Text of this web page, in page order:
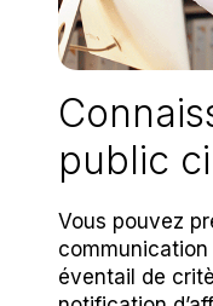
public
Vous pouvez
communication
éventail de